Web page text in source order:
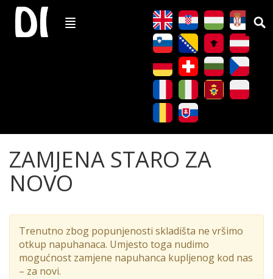
ZAMJENA STARO ZA
NOVO
Trenutno zbog popunjenosti skladišta ne vršimo
otkup napuhanaca. Umjesto toga nudimo
mogućnost zamjene napuhanca kupljenog kod nas
– za novi.